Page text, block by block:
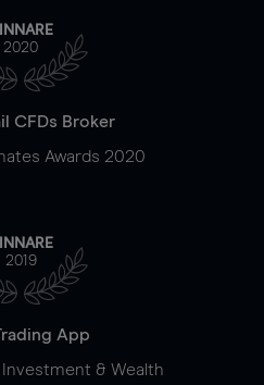
2020
CFDs Broker
Awards 2020
2019
App
& Wealth